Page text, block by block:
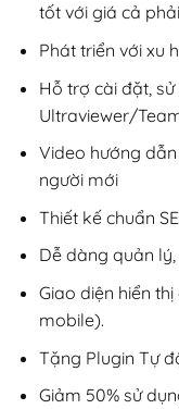
tốt với giá cả
Phát triển với xu
Hỗ trợ cài đặt,
Ultraviewer/
Video hướng
người mới
Thiết kế chuẩn
Dễ dàng quản lý,
Giao diện hiển
mobile).
Tặng Plugin Tự
Giảm 50% sử